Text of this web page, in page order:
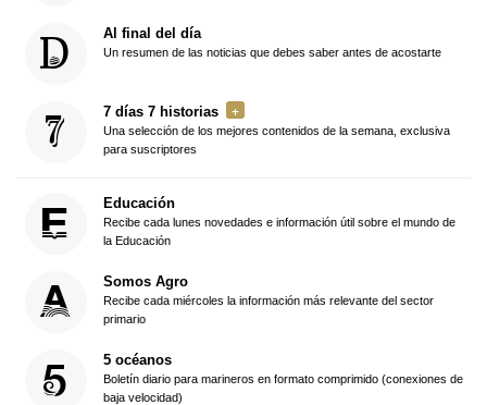
Al final del día
Un resumen de las noticias que debes saber antes de acostarte
7 días 7 historias
Una selección de los mejores contenidos de la semana, exclusiva
para suscriptores
Educación
Recibe cada lunes novedades e información útil sobre el mundo de
la Educación
Somos Agro
Recibe cada miércoles la información más relevante del sector
primario
5 océanos
Boletín diario para marineros en formato comprimido (conexiones de
baja velocidad)